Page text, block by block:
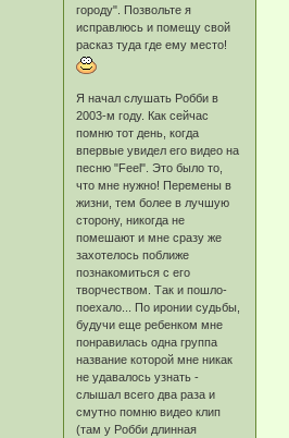
городу". Позвольте я
исправлюсь и помещу свой
расказ туда где ему место!
Я начал слушать Робби в
2003-м году. Как сейчас
помню тот день, когда
впервые увидел его видео на
песню "Feel". Это было то,
что мне нужно! Перемены в
жизни, тем более в лучшую
сторону, никогда не
помешают и мне сразу же
захотелось поближе
познакомиться с его
творчеством. Так и пошло-
поехало... По иронии судьбы,
будучи еще ребенком мне
понравилась одна группа
название которой мне никак
не удавалось узнать -
слышал всего два раза и
смутно помню видео клип
(там у Робби длинная